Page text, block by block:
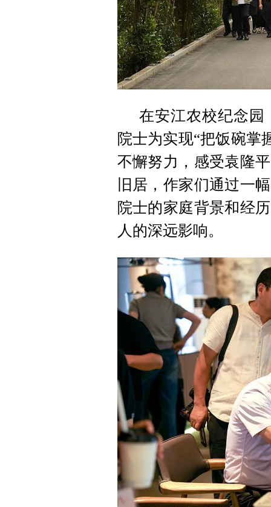
在安江农校纪念园
院士为实现“把饭碗掌
不懈努力，感受袁隆
旧居，作家们通过一
院士的家庭背景和经
人的深远影响。